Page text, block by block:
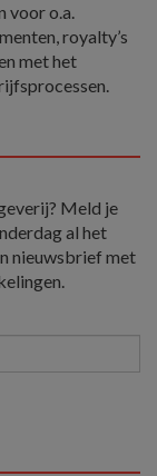
voor o.a.
royalty’s
met het
Meld je
al het
nieuwsbrief met